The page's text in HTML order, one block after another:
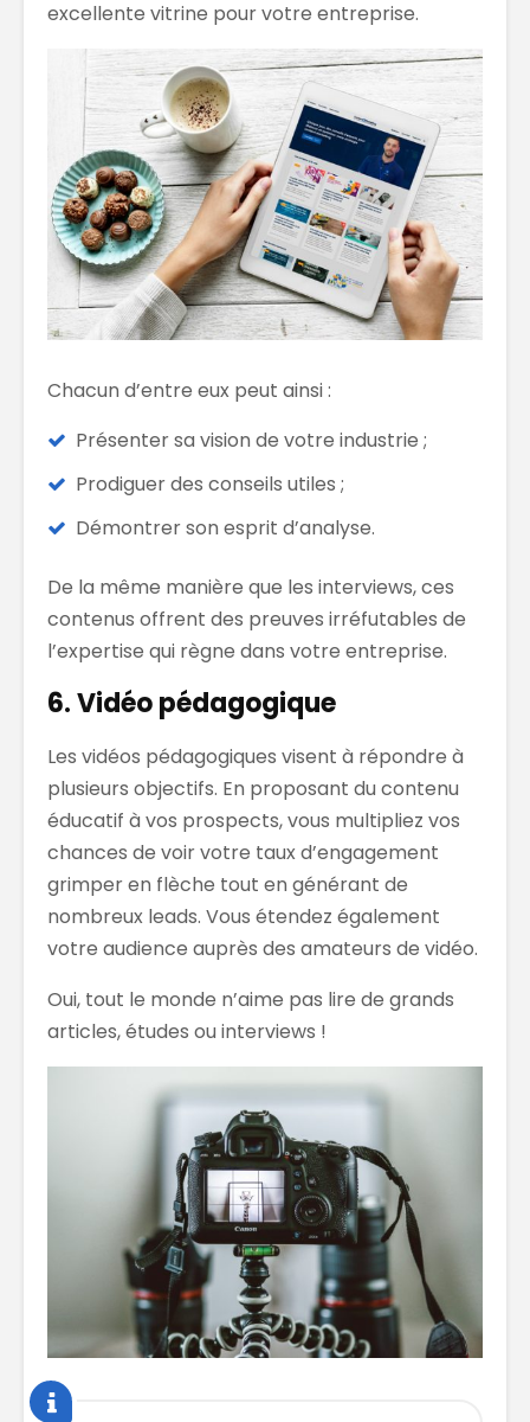
excellente vitrine pour votre entreprise.
Chacun d’entre eux peut ainsi :
Présenter sa vision de votre industrie ;
Prodiguer des conseils utiles ;
Démontrer son esprit d’analyse.
De la même manière que les interviews, ces
contenus offrent des preuves irréfutables de
l’expertise qui règne dans votre entreprise.
6. Vidéo pédagogique
Les vidéos pédagogiques visent à répondre à
plusieurs objectifs. En proposant du contenu
éducatif à vos prospects, vous multipliez vos
chances de voir votre taux d’engagement
grimper en flèche tout en générant de
nombreux leads. Vous étendez également
votre audience auprès des amateurs de vidéo.
Oui, tout le monde n’aime pas lire de grands
articles, études ou interviews !